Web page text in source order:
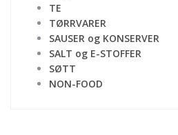
TE
TØRRVARER
SAUSER og KONSERVER
SALT og E-STOFFER
SØTT
NON-FOOD